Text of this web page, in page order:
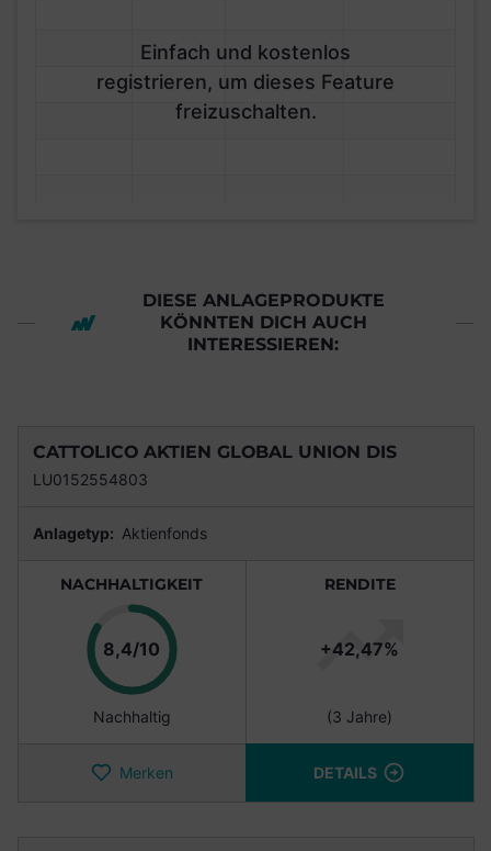
Einfach und kostenlos
registrieren, um dieses Feature
freizuschalten.
DIESE ANLAGEPRODUKTE
KÖNNTEN DICH AUCH
INTERESSIEREN:
CATTOLICO AKTIEN GLOBAL UNION DIS
LU0152554803
Anlagetyp: Aktienfonds
NACHHALTIGKEIT
8,4/10 Punkte
Nachhaltig
RENDITE
+42,47%
(3 Jahre)
Merken DETAILS